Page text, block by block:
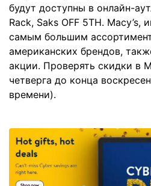
будут доступны в онлайн-
Rack, Saks OFF 5TH. Macy’s,
самым большим
американских брендов,
акции. Проверять скидки в
четверга до конца
времени).